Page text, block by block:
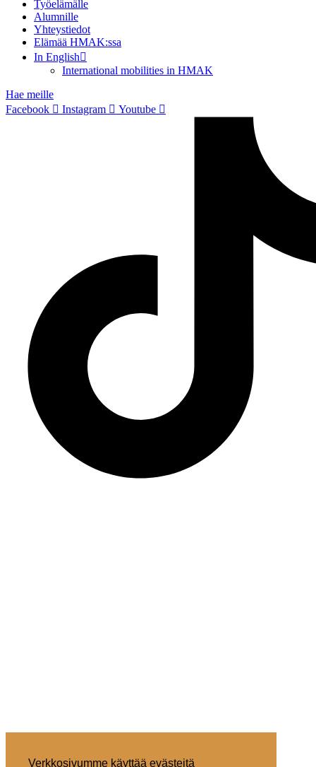
Verkkosivumme käyttää evästeitä
Työelämälle
Alumnille
Yhteystiedot
Elämää HMAK:ssa
In English
International mobilities in HMAK
Hae meille
Facebook
Instagram Youtube